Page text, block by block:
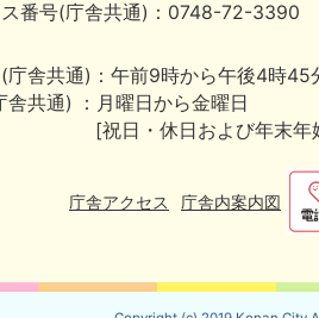
番号(庁舎共通)：0748-72-3390
庁舎共通)：午前9時から午後4時45
舎共通) ：月曜日から金曜日
[祝日・休日および年末
庁舎アクセス 庁舎内案内図